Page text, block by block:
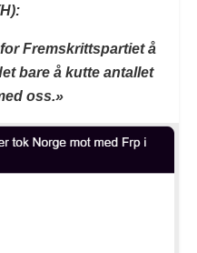
Fremskrittspartiet å
bare å kutte antallet
oss.»